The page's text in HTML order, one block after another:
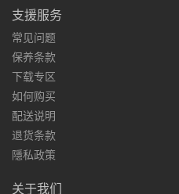
支援服务
常见问题
保养条款
下载专区
如何购买
配送说明
退货条款
隱私政策
关于我们